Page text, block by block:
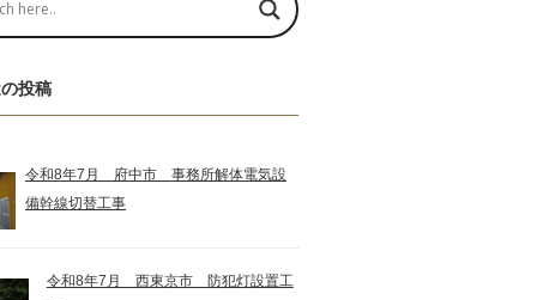
投稿
令和8年7月 府中市 事務所解体電気設
備幹線切替工事
令和8年7月 西東京市 防犯灯設置工